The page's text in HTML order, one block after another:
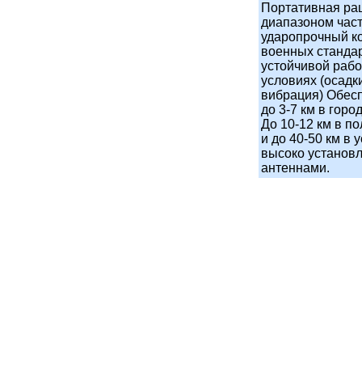
Портативная
диапазоном
ударопрочный
военных
устойчивой
условиях
вибрация)
до 3-7 км в
До 10-12 км в
и до 40-50 км в
высоко
антеннами.